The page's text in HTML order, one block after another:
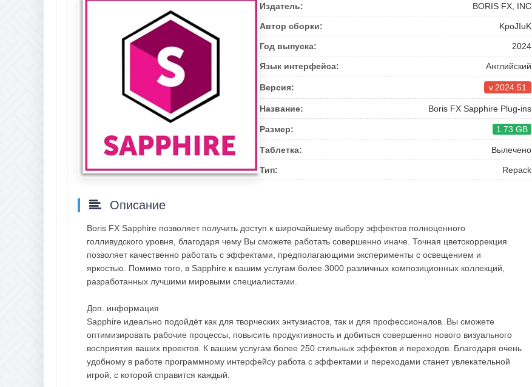
Издатель: BORIS FX, INC
Автор сборки: KpoJIuK
Год выпуска: 2024
Язык интерфейса: Английский
Версия: v.2024.51
Название: Boris FX Sapphire Plug-ins
Размер: 1.73 GB
Таблетка: Вылечено
Тип: Repack
Описание
Boris FX Sapphire позволяет получить доступ к широчайшему выбору эффектов полноценного
голливудского уровня, благодаря чему Вы сможете работать совершенно иначе. Точная цветокоррекция
позволяет качественно работать с эффектами, предполагающими эксперименты с освещением и
яркостью. Помимо того, в Sapphire к вашим услугам более 3000 различных композиционных коллекций,
разработанных лучшими мировыми специалистами.
Доп. информация
Sapphire идеально подойдёт как для творческих энтузиастов, так и для профессионалов. Вы сможете
оптимизировать рабочие процессы, повысить продуктивность и добиться совершенно нового визуального
восприятия ваших проектов. К вашим услугам более 250 стильных эффектов и переходов. Благодаря очень
удобному в работе программному интерфейсу работа с эффектами и переходами станет увлекательной
игрой, с которой справится каждый.